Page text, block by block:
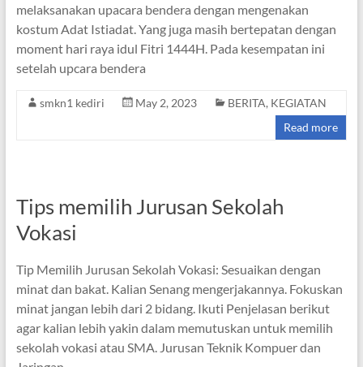
melaksanakan upacara bendera dengan mengenakan
kostum Adat Istiadat. Yang juga masih bertepatan dengan
moment hari raya idul Fitri 1444H. Pada kesempatan ini
setelah upcara bendera
smkn1 kediri May 2, 2023 BERITA, KEGIATAN
Read more
Tips memilih Jurusan Sekolah
Vokasi
Tip Memilih Jurusan Sekolah Vokasi: Sesuaikan dengan
minat dan bakat. Kalian Senang mengerjakannya. Fokuskan
minat jangan lebih dari 2 bidang. Ikuti Penjelasan berikut
agar kalian lebih yakin dalam memutuskan untuk memilih
sekolah vokasi atau SMA. Jurusan Teknik Kompuer dan